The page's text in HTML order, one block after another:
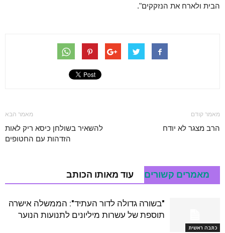
הבית ולארח את הנזקקים".
מאמר קודם
הרב מצגר לא יודח
מאמר הבא
להשאיר בשולחן כיסא ריק לאות
הזדהות עם החטופים
מאמרים קשורים עוד מאותו הכותב
כתבה ראשית
"בשורה גדולה לדור העתיד": הממשלה אישרה
תוספת של עשרות מיליונים לתנועות הנוער